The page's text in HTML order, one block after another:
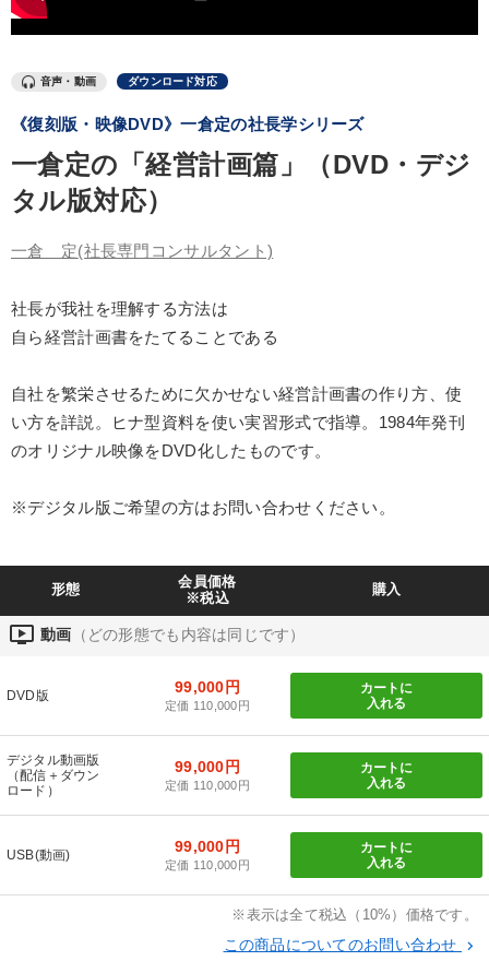
SDGs 広報・PR SNS活用 海外の成功事例
ondemand_video 経営音声・動画を探す
しいただけます
カテゴリー
社員が自律的に動き出す組織づくり
2025年夏季全国経営者セミナー収録講演ＣＤ・講演ＤＶＤ・デジ
タル版（音声／動画ストリーミング・ダウンロード）
オーナー社長の「現場力の経営」＋現場の「儲ける力」をさらに
仕事のスキルと人間力を高める知恵を身につける
営業・社員研修 数字・税務・決算書 【1月】音声・映像
歴史・古典に学ぶ実務講話
2026年春季全国経営者セミナー収録講演ＣＤ・講演ＤＶＤ・デジ
タル版（音声／動画ストリーミング・ダウンロード）
音声・動画 ダウンロード対応
《復刻版・映像DVD》一倉定の社長学シリーズ
一倉定の「経営計画篇」（DVD・デジ
タル版対応）
一倉 定(社長専門コンサルタント)
社長が我社を理解する方法は
自ら経営計画書をたてることである
自社を繁栄させるために欠かせない経営計画書の作り方、使
い方を詳説。ヒナ型資料を使い実習形式で指導。1984年発刊
のオリジナル映像をDVD化したものです。
※デジタル版ご希望の方はお問い合わせください。
形態
会員価格
※税込
購入
ondemand_video 動画 （どの形態でも内容は同じです）
DVD版 99,000円
定価 110,000円
カートに
入れる
デジタル動画版
（配信＋ダウン
ロード）
99,000円
定価 110,000円
カートに
入れる
USB(動画) 99,000円
定価 110,000円
カートに
入れる
※表示は全て税込（10%）価格です。
この商品についてのお問い合わせ keyboard_arrow_right